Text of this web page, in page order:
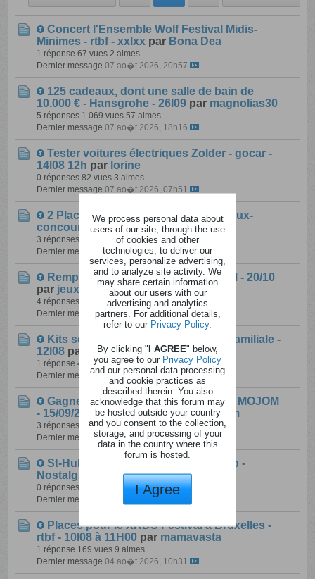
Concert l'Ensemble Wolf Festival Midis-
Minimes - rtbf - xxlxx par Bona Dea
1 réponse 67 vues 2 aimes
Dernier message 07 ao�t 2026, 20h57
125 cadeaux, dont une salle de bain de
10.000 € - Hansgrohe - 26l09 par magnolias30
5 réponses 1 069 vues 57 aimes
Dernier message 07 ao�t 2026, 18h16
Tester voitures électriques Zolder - gocar -
14l08 12h par lorine
0 réponses 82 vues 3 aimes
Dernier message 07 ao�t 2026, 07h51
2 Places Spa - MOJOM - 31/10 par
jeux-
concours-mojom
3 réponses 204 vues 5 aimes
Dernier message 06 ao�t 2026, 09h47
Remportez 2 places Walibi - MOJOM - 20/10
par jeux-concours-mojom
4 réponses 344 vues 7 aimes
Dernier message 06 ao�t 2026, 09h45
Kits scolaires - Camille Allocation Familiale -
12l08 par lucevdv
1 réponse 449 vues 39 aimes
Dernier message 06 ao�t 2026, 08h45
Gagnez un coffret de pure détente - MOJOM
- 15/09/2026 parjeux-concours-mojom
3 réponses 250 vues 6 aimes
Dernier message 05 ao�t 2026, 09h12
St-Hubert show 22 et 23l08 Pack Vip -
Nostalgie - xxlxx parhappy18
0 réponses
14 aimes
Dernier message
04 ao�t 2026, 18h28
Places pour le XRDS Festival à Bruxelles -
rtbf - 10l08 à 11H00 par mamavasta
1 réponse 169 vues 9 aimes
Dernier message 04 ao�t 2026, 10h31
We process personal data about
users of our site, through the use
of cookies and other
technologies, to deliver our
services, personalize advertising,
and to analyze site activity. We
may share certain information
about our users with our
advertising and analytics
partners. For additional details,
refer to our Privacy Policy.
By clicking "I AGREE" below,
you agree to our Privacy Policy
and our personal data processing
and cookie practices as
described therein. You also
acknowledge that this forum may
be hosted outside your country
and you consent to the collection,
storage, and processing of your
data in the country where this
forum is hosted.
I Agree